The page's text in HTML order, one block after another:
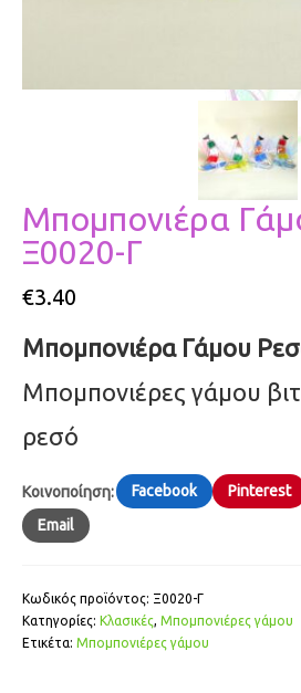
Μπομπονιέρα
Ξ0020-Γ
€3.40
Μπομπονιέρα Γάμου
Μπομπονιέρες γάμου
ρεσό
Κοινοποίηση: Facebook Pinterest
Email
Κωδικός προϊόντος: Ξ0020-Γ
Κατηγορίες: Κλασικές, Μπομπονιέρες γάμου
Ετικέτα: Μπομπονιέ­ρες γάμου